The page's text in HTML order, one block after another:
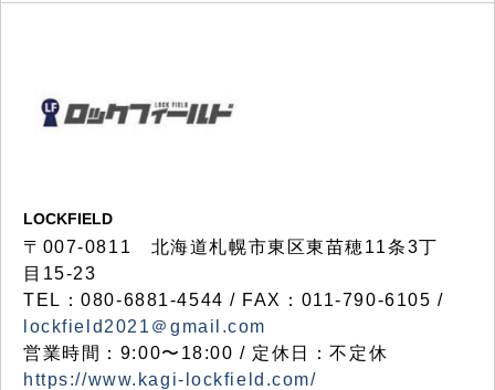
LOCKFIELD
〒007-0811 北海道札幌市東区東苗穂11条3丁
目15-23
TEL：080-6881-4544 / FAX：011-790-6105 /
lockfield2021＠gmail.com
営業時間：9:00〜18:00 / 定休日：不定休
https://www.kagi-lockfield.com/